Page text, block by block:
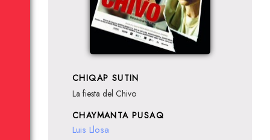
CHIQAP SUTIN
La fiesta del Chivo
CHAYMANTA PUSAQ
Luis Llosa